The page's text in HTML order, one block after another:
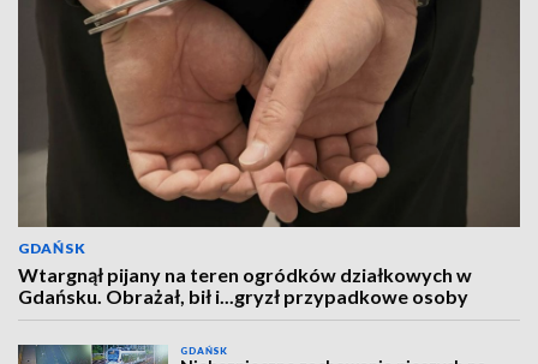
GDAŃSK
Wtargnął pijany na teren ogródków działkowych w
Gdańsku. Obrażał, bił i...gryzł przypadkowe osoby
GDAŃSK